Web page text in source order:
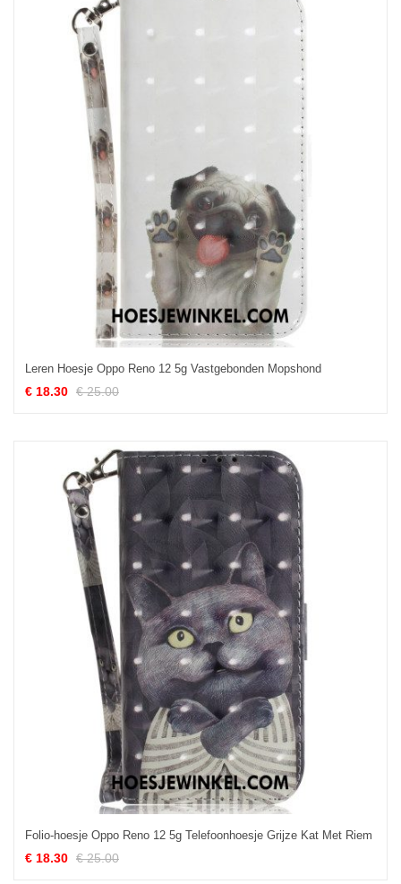
Leren Hoesje Oppo Reno 12 5g Vastgebonden Mopshond
€ 18.30 € 25.00
Folio-hoesje Oppo Reno 12 5g Telefoonhoesje Grijze Kat Met Riem
€ 18.30 € 25.00